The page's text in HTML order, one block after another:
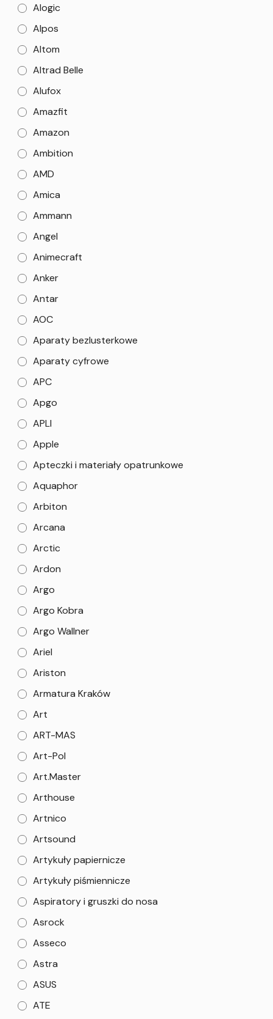
Alogic
Alpos
Altom
Altrad Belle
Alufox
Amazfit
Amazon
Ambition
AMD
Amica
Ammann
Angel
Animecraft
Anker
Antar
AOC
Aparaty bezlusterkowe
Aparaty cyfrowe
APC
Apgo
APLI
Apple
Apteczki i materiały opatrunkowe
Aquaphor
Arbiton
Arcana
Arctic
Ardon
Argo
Argo Kobra
Argo Wallner
Ariel
Ariston
Armatura Kraków
Art
ART-MAS
Art-Pol
Art.Master
Arthouse
Artnico
Artsound
Artykuły papiernicze
Artykuły piśmiennicze
Aspiratory i gruszki do nosa
Asrock
Asseco
Astra
ASUS
ATE